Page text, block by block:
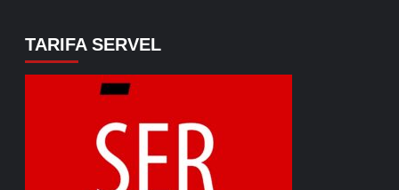
TARIFA SERVEL